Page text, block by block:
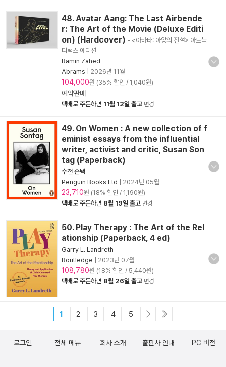
48. Avatar Aang: The Last Airbende
r: The Art of the Movie (Deluxe Editi
on) (Hardcover) - <아바타: 아앙의 전설> 아트북
디럭스 에디션
Ramin Zahed
Abrams
2026년 11월
104,000원 (35% 할인 / 1,040원)
예약판매
택배로 주문하면 11월 12일 출고 변경
49. On Women : A new collection of f
eminist essays from the influential
writer, activist and critic, Susan Son
tag (Paperback)
수전 손택
Penguin Books Ltd
2024년 05월
23,710원 (18% 할인 / 1,190원)
택배로 주문하면 8월 19일 출고 변경
50. Play Therapy : The Art of the Rel
ationship (Paperback, 4 ed)
Garry L. Landreth
Routledge
2023년 07월
108,780원 (18% 할인 / 5,440원)
택배로 주문하면 8월 26일 출고 변경
1 2 3 4 5
로그인 전체 메뉴 회사 소개 출판사 안내 PC 버전